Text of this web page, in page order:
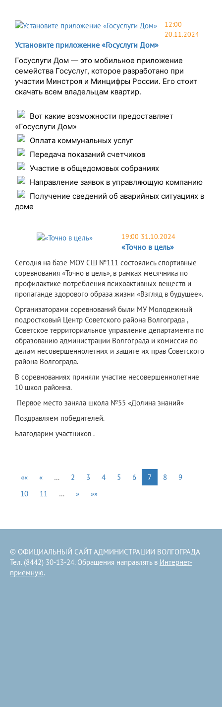
12:00
20.11.2024
Установите приложение «Госуслуги Дом»
Госуслуги Дом — это мобильное приложение
семейства Госуслуг, которое разработано при
участии Минстроя и Минцифры России. Его стоит
скачать всем владельцам квартир.
Вот какие возможности предоставляет
«Госуслуги Дом»
Оплата коммунальных услуг
Передача показаний счетчиков
Участие в общедомовых собраниях
Направление заявок в управляющую компанию
Получение сведений об аварийных ситуациях в
доме
19:00 31.10.2024
«Точно в цель»
Сегодня на базе МОУ СШ №111 состоялись спортивные
соревнования «Точно в цель», в рамках месячника по
профилактике потребления психоактивных веществ и
пропаганде здорового образа жизни «Взгляд в будущее».
Организаторами соревнований были МУ Молодежный
подростковый Центр Советского района Волгограда ,
Советское территориальное управление департамента по
образованию администрации Волгограда и комиссия по
делам несовершеннолетних и защите их прав Советского
района Волгограда.
В соревнованиях приняли участие несовершеннолетние
10 школ районна.
Первое место заняла школа №55 «Долина знаний»
Поздравляем победителей.
Благодарим участников .
«« « … 2 3 4 5 6 7 8
9
10
11 … » »»
© ОФИЦИАЛЬНЫЙ САЙТ АДМИНИСТРАЦИИ ВОЛГОГРАДА
Тел. (8442) 30-13-24. Обращения направлять в Интернет-
приемную.